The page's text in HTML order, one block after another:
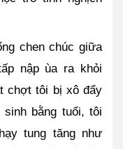
chen chúc giữa
nập ùa ra khỏi
chợt tôi bị xô đẩy
bằng tuổi, tôi
tung tăng như